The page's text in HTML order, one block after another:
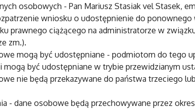
osobowych - Pan Mariusz Stasiak vel Stasek,
wniosku o udostępnienie do
prawnego ciążącego na administratorze w
zm.).
mogą być udostępniane - podmiotom do tego
być udostępniane w trybie przewidzianym
nie będą przekazywane do państwa trzeciego
- dane osobowe będą przechowywane przez